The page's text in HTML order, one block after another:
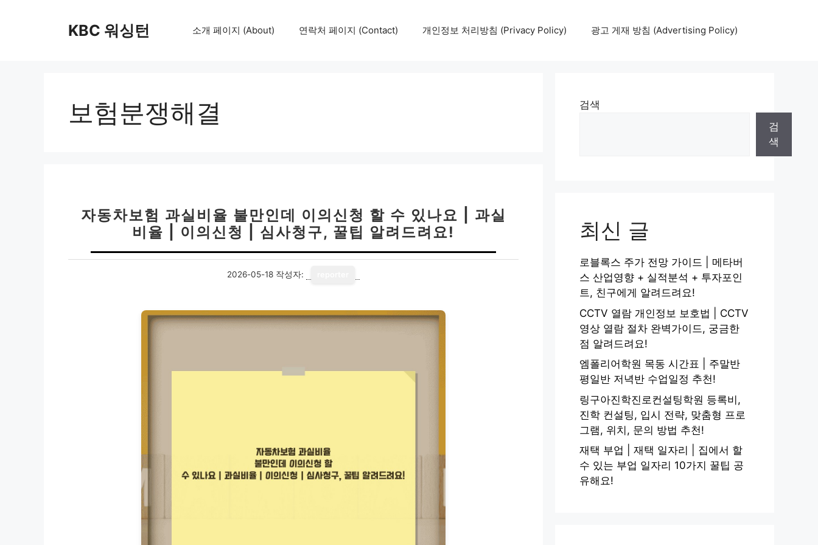
KBC 워싱턴 소개 페이지 (About) 연락처 페이지 (Contact) 개인정보 처리방침 (Privacy Policy) 광고 게재 방침 (Advertising Policy)
보험분쟁해결
자동차보험 과실비율 불만인데 이의신청 할 수 있나요 | 과실
비율 | 이의신청 | 심사청구, 꿀팁 알려드려요!
2026-05-18 작성자:
검색
검
색
최신 글
로블록스 주가 전망 가이드 | 메타버
스 산업영향 + 실적분석 + 투자포인
트, 친구에게 알려드려요!
CCTV 열람 개인정보 보호법 | CCTV
영상 열람 절차 완벽가이드, 궁금한
점 알려드려요!
엠폴리어학원 목동 시간표 | 주말반
평일반 저녁반 수업일정 추천!
링구아진학진로컨설팅학원 등록비,
진학 컨설팅, 입시 전략, 맞춤형 프로
그램, 위치, 문의 방법 추천!
재택 부업 | 재택 일자리 | 집에서 할
수 있는 부업 일자리 10가지 꿀팁 공
유해요!